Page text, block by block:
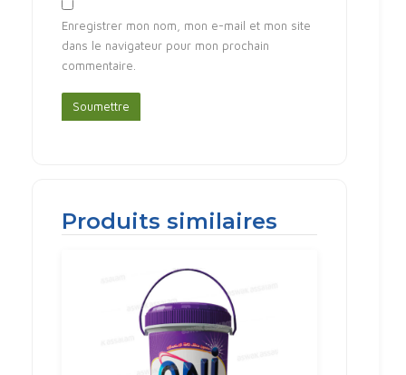
Enregistrer mon nom, mon e-mail et mon site
dans le navigateur pour mon prochain
commentaire.
Produits similaires